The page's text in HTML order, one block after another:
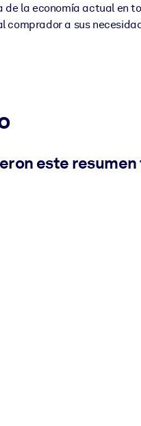
de la economía actual en
comprador a sus
este